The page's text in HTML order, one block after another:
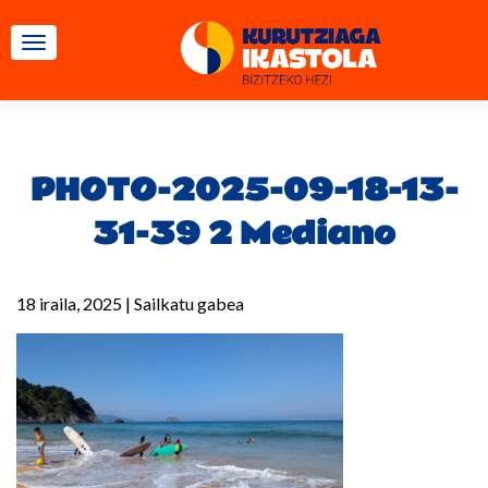
TOGGLE NAVIGATION
PHOTO-2025-09-18-13-
31-39 2 Mediano
18 iraila, 2025 | Sailkatu gabea